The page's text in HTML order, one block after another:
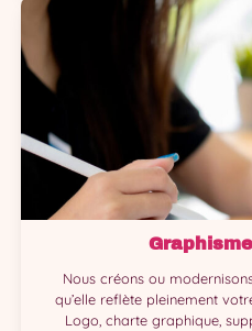
Nous créons ou
qu’elle reflète pleinement
Logo, charte graphique,